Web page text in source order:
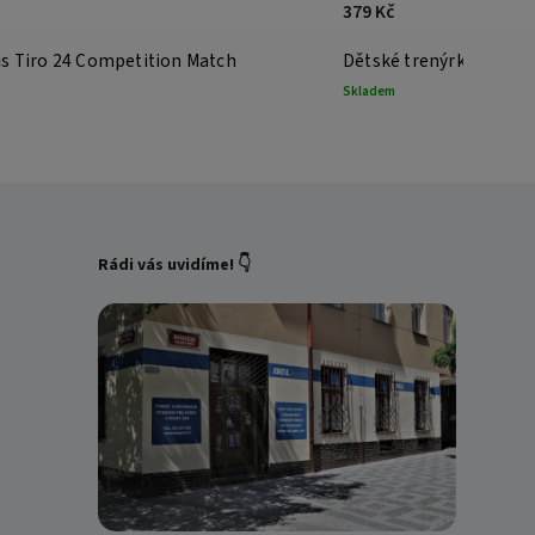
Tiro 24 Competition Match
Dětské trenýrky
Skladem
379 Kč
Rádi vás uvidíme! 👇